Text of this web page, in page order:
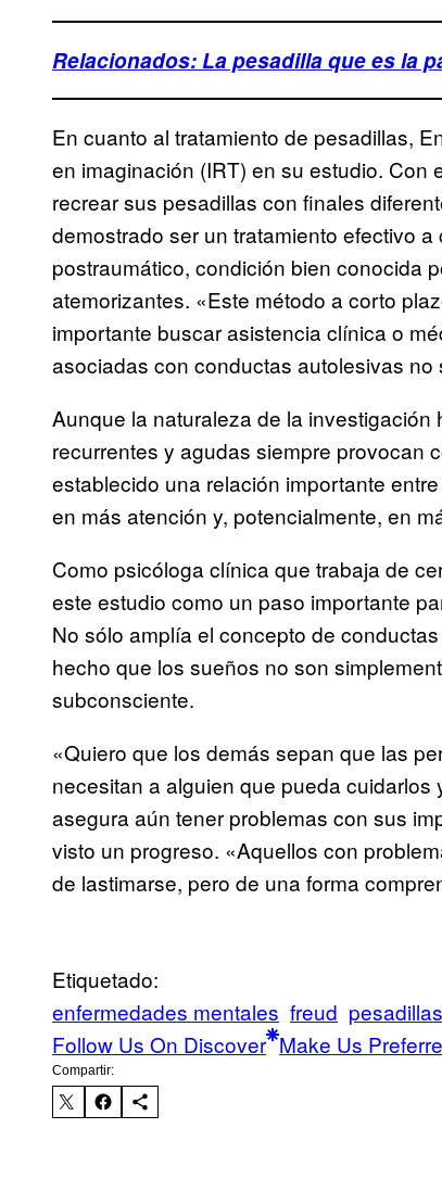
Relacionados: La pesadilla que es la
En cuanto al tratamiento de pesadillas,
en imaginación (IRT) en su estudio. Con
recrear sus pesadillas con finales
demostrado ser un tratamiento efectivo
postraumático, condición bien conocida
atemorizantes. «Este método a corto
importante buscar asistencia clínica o
asociadas con conductas autolesivas no
Aunque la naturaleza de la
recurrentes y agudas siempre provocan
establecido una relación importante
en más atención y, potencialmente, en
Como psicóloga clínica que trabaja de
este estudio como un paso importante
No sólo amplía el concepto de
hecho que los sueños no son
subconsciente.
«Quiero que los demás sepan que las
necesitan a alguien que pueda
asegura aún tener problemas con sus
visto un progreso. «Aquellos con
de lastimarse, pero de una forma
Etiquetado:
enfermedades mentales freud pesadillas
Follow Us On Discover Make Us
Compartir: